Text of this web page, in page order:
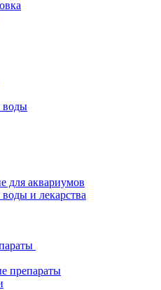
воды
для аквариумов
и лекарства
препараты